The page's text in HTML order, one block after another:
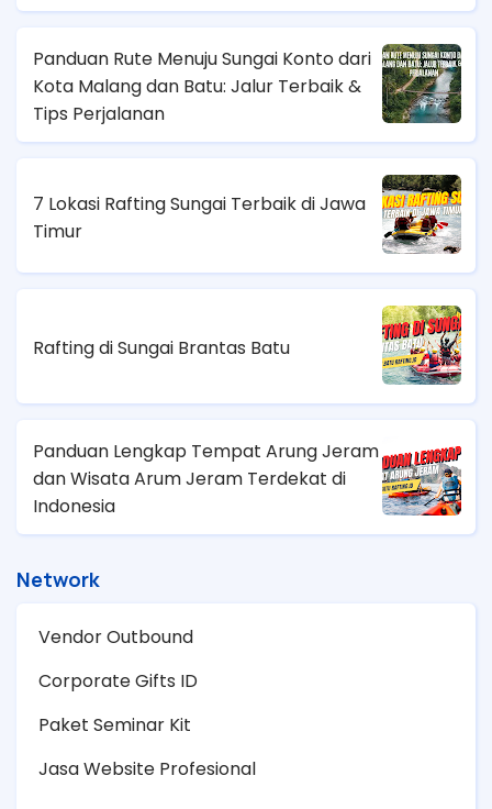
Panduan Rute Menuju Sungai Konto dari
Kota Malang dan Batu: Jalur Terbaik &
Tips Perjalanan
7 Lokasi Rafting Sungai Terbaik di Jawa
Timur
Rafting di Sungai Brantas Batu
Panduan Lengkap Tempat Arung Jeram
dan Wisata Arum Jeram Terdekat di
Indonesia
Network
Vendor Outbound
Corporate Gifts ID
Paket Seminar Kit
Jasa Website Profesional